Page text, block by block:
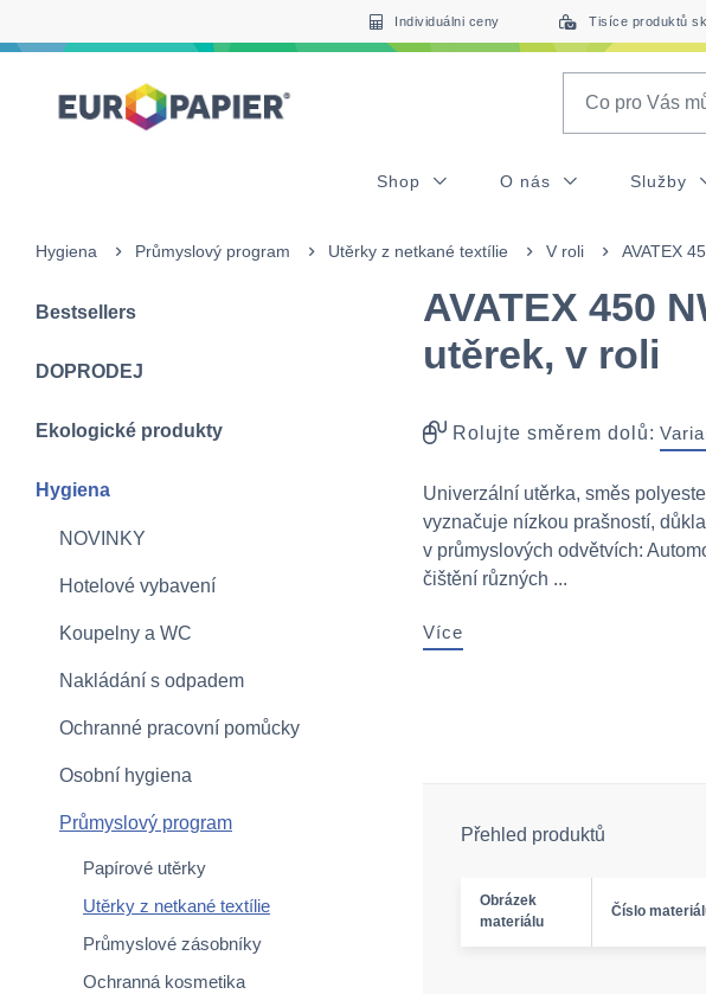
Individuálni ceny Tisíce produktů
Shop O nás Služby
Hygiena Průmyslový program Utěrky z netkané textílie V roli AVATEX
Bestsellers
DOPRODEJ
Ekologické produkty
Hygiena
NOVINKY
Hotelové vybavení
Koupelny a WC
Nakládání s odpadem
Ochranné pracovní pomůcky
Osobní hygiena
Průmyslový program
Papírové utěrky
Utěrky z netkané textílie
Průmyslové zásobníky
Ochranná kosmetika
AVATEX 450
utěrek, v roli
Rolujte směrem dolů:
Univerzální utěrka, směs
vyznačuje nízkou prašností,
v průmyslových odvětvích:
čištění různých ...
Více
Přehled produktů
Obrázek
materiálu
Číslo